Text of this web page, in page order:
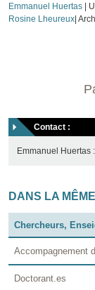
Emmanuel Huertas |
Rosine Lheureux|
Contact :
Emmanuel Huertas :
DANS LA
Chercheurs,
Accompagnement
Doctorant.es